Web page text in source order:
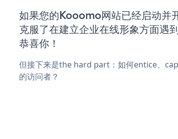
如果您的Kooomo网站已经启动并
克服了在建立企业在线形象方面遇
恭喜你！
但接下来是the hard part：如何entice、
的访问者？